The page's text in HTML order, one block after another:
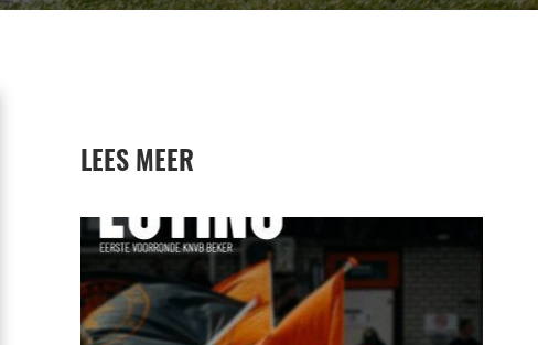
LEES MEER